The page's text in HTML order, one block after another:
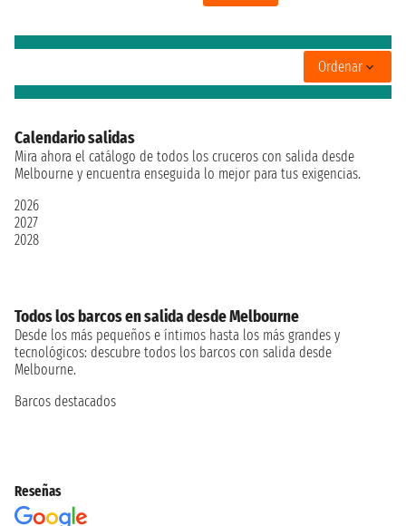
Ordenar
Calendario salidas
Mira ahora el catálogo de todos los cruceros con salida desde
Melbourne y encuentra enseguida lo mejor para tus exigencias.
2026
2027
2028
Todos los barcos en salida desde Melbourne
Desde los más pequeños e íntimos hasta los más grandes y
tecnológicos: descubre todos los barcos con salida desde
Melbourne.
Barcos destacados
Reseñas